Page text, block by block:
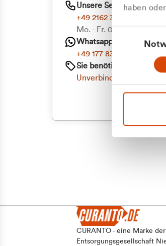
haben
Unsere Service-Hotline
+49 2162 3769000
Mo. - Fr. 08.00 - 16:30 Uhr
Whatsapp
+49 177 8376058
Sie benötigen ein
Unverbindliche Anfrage
CURANTO - eine Marke der
Entsorgungsgesellschaft